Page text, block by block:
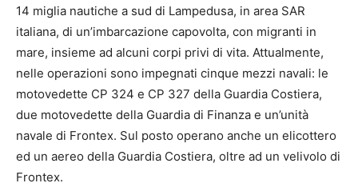
14 miglia nautiche a sud di Lampedusa, in area SAR
italiana, di un’imbarcazione capovolta, con migranti in
mare, insieme ad alcuni corpi privi di vita. Attualmente,
nelle operazioni sono impegnati cinque mezzi navali: le
motovedette CP 324 e CP 327 della Guardia Costiera,
due motovedette della Guardia di Finanza e un’unità
navale di Frontex. Sul posto operano anche un elicottero
ed un aereo della Guardia Costiera, oltre ad un velivolo di
Frontex.